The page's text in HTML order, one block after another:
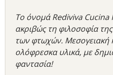
Το όνομά Rediviva Cucina
ακριβώς τη φιλοσοφία
των φτωχών. Μεσογειακή
ολόφρεσκα υλικά, με
φαντασία!